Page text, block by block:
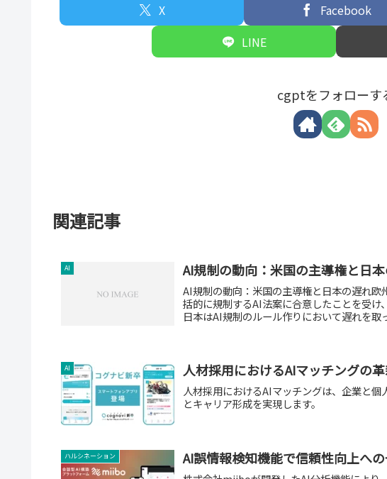
X Facebook
LINE
cgptをフォローす
関連記事
AI AI規制の動向：米国の主導権と日
AI規制の動向：米国の主導権と日本の遅れ
括的に規制するAI法案に合意したことを受け
日本はAI規制のルール作りにおいて遅れを取
AI 人材採用におけるAIマッチングの
人材採用におけるAIマッチングは、企業と
とキャリア形成を実現します。
ハルシネーション AI誤情報検知機能で信頼性向上へ